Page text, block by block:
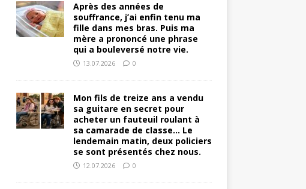
Après des années de
souffrance, j’ai enfin tenu ma
fille dans mes bras. Puis ma
mère a prononcé une phrase
qui a bouleversé notre vie.
13.07.2026 0
Mon fils de treize ans a vendu
sa guitare en secret pour
acheter un fauteuil roulant à
sa camarade de classe… Le
lendemain matin, deux policiers
se sont présentés chez nous.
12.07.2026 0